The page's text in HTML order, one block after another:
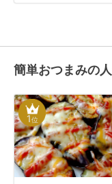
簡単おつまみの
1位